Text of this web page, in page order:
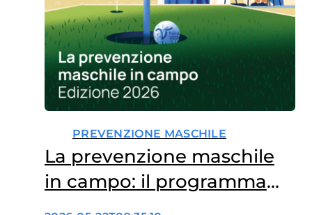
PREVENZIONE MASCHILE
La prevenzione maschile
in campo: il programma
del 2026